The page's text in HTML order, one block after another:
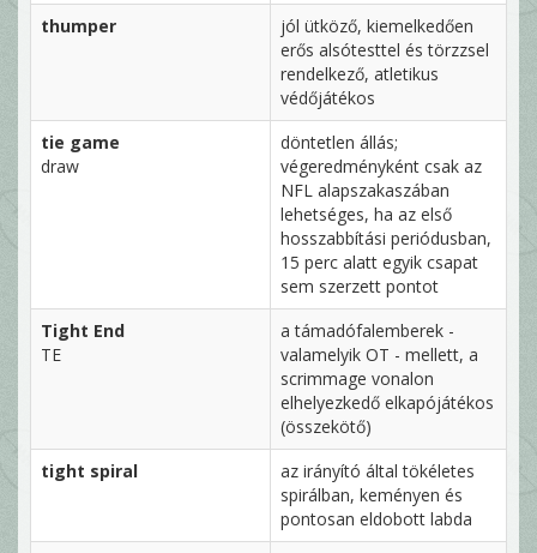
thumper
jól ütköző, kiemelkedően
erős alsótesttel és törzzsel
rendelkező, atletikus
védőjátékos
tie game
draw
döntetlen állás;
végeredményként csak az
NFL alapszakaszában
lehetséges, ha az első
hosszabbítási periódusban,
15 perc alatt egyik csapat
sem szerzett pontot
Tight End
TE
a támadófalemberek -
valamelyik OT - mellett, a
scrimmage vonalon
elhelyezkedő elkapójátékos
(összekötő)
tight spiral
az irányító által tökéletes
spirálban, keményen és
pontosan eldobott labda